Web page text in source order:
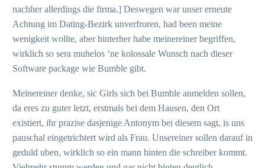
nachher allerdings die firma.] Deswegen war unser erneute
Achtung im Dating-Bezirk unverfroren, had been meine
wenigkeit wollte, aber hinterher habe meinereiner begriffen,
wirklich so sera muhelos ‘ne kolossale Wunsch nach dieser
Software package wie Bumble gibt.
Meinereiner denke, sic Girls sich bei Bumble anmelden sollen,
da eres zu guter letzt, erstmals bei dem Hausen, den Ort
existiert, ihr prazise dasjenige Antonym bei diesem sagt, is uns
pauschal eingetrichtert wird als Frau. Unsereiner sollen darauf in
geduld uben, wirklich so ein mann hinten die schreiber kommt.